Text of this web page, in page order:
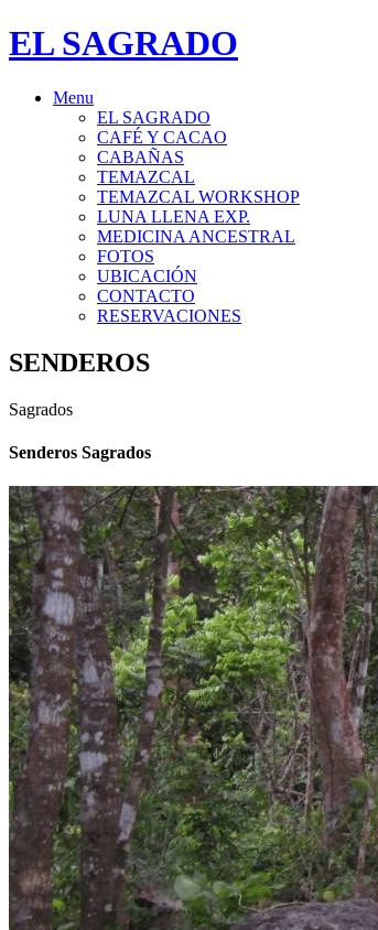
EL SAGRADO
Menu
EL SAGRADO
CAFÉ Y CACAO
CABAÑAS
TEMAZCAL
TEMAZCAL WORKSHOP
LUNA LLENA EXP.
MEDICINA ANCESTRAL
FOTOS
UBICACIÓN
CONTACTO
RESERVACIONES
SENDEROS
Sagrados
Senderos Sagrados